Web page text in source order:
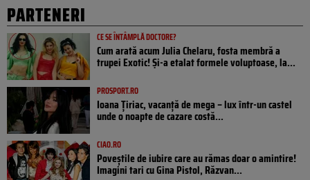
PARTENERI
CE SE ÎNTÂMPLĂ DOCTORE?
Cum arată acum Julia Chelaru, fosta membră a
trupei Exotic! Și-a etalat formele voluptoase, la...
PROSPORT.RO
Ioana Țiriac, vacanță de mega – lux într-un castel
unde o noapte de cazare costă...
CIAO.RO
Poveştile de iubire care au rămas doar o amintire!
Imagini tari cu Gina Pistol, Răzvan...